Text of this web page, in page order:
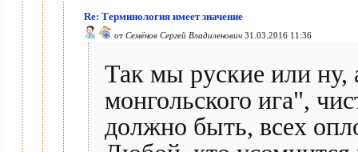
Re: Терминология имеет значение
от Семёнов Сергей Владиленович 31.03.2016 11:36
Так мы руские или ну,
монгольского ига",
должно быть, всех